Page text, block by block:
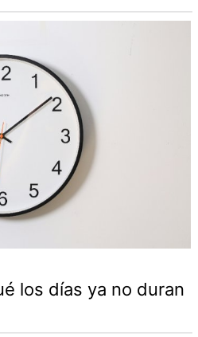
los días ya no duran